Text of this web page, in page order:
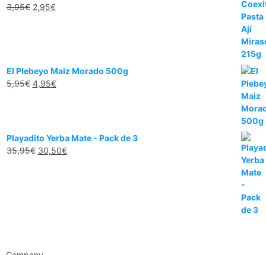
3,95€ 2,95€
El Plebeyo Maiz Morado 500g
5,95€ 4,95€
Playadito Yerba Mate - Pack de 3
35,95€ 30,50€